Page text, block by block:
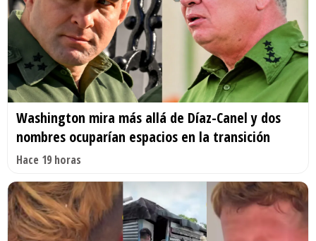
Washington mira más allá de Díaz-Canel y dos
nombres ocuparían espacios en la transición
Hace 19 horas